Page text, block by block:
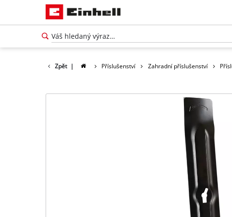
Zpět | Příslušenství Zahradní příslušenství